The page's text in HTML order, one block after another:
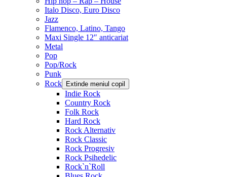
Italo Disco, Euro Disco
Jazz
Flamenco, Latino, Tango
Maxi Single 12″ anticariat
Metal
Pop
Pop/Rock
Punk
Rock
Extinde meniul copil
Indie Rock
Country Rock
Folk Rock
Hard Rock
Rock Alternativ
Rock Classic
Rock Progresiv
Rock Psihedelic
Rock`n`Roll